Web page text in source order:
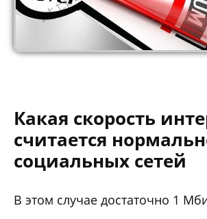
Какая скорость
считается
социальных сетей
В этом случае достаточно 1